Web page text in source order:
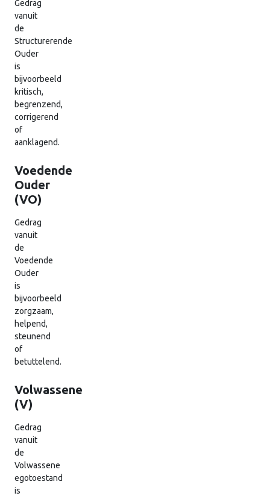
Gedrag
vanuit
de
Structurerende
Ouder
is
bijvoorbeeld
kritisch,
begrenzend,
corrigerend
of
aanklagend.
Voedende
Ouder
(VO)
Gedrag
vanuit
de
Voedende
Ouder
is
bijvoorbeeld
zorgzaam,
helpend,
steunend
of
betuttelend.
Volwassene
(V)
Gedrag
vanuit
de
Volwassene
egotoestand
is